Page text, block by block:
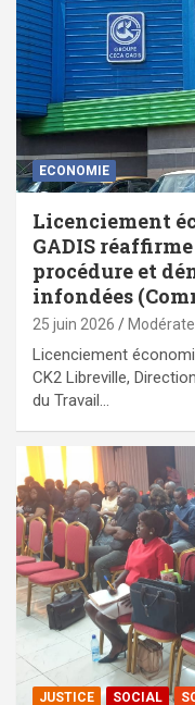
ECONOMIE
Licenciement
GADIS
procédure et
infondées
25 juin 2026
Licenciement
CK2 Libreville,
du Travail…
JUSTICE SOCIAL